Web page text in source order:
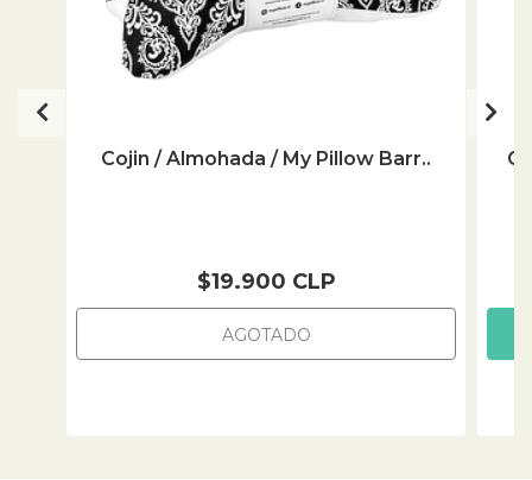
Cojin / Almohada / My Pillow Barr..
$19.900 CLP
AGOTADO